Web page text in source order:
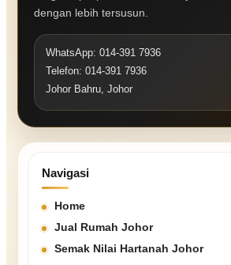
dengan lebih tersusun.
WhatsApp: 014-391 7936
Telefon: 014-391 7936
Johor Bahru, Johor
Navigasi
Home
Jual Rumah Johor
Semak Nilai Hartanah Johor